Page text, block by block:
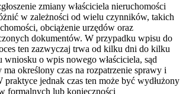
zmiany właściciela nieruchomości
w zależności od wielu czynników, takich
obciążenie urzędów oraz
dokumentów. W przypadku wpisu do
ten zazwyczaj trwa od kilku dni do kilku
wniosku o wpis nowego właściciela, sąd
określony czas na rozpatrzenie sprawy i
jednak czas ten może być wydłużony
formalnych lub konieczności